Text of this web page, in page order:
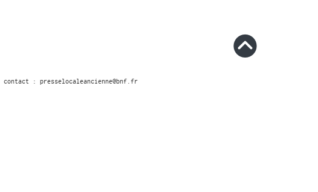
contact : presselocaleancienne@bnf.fr